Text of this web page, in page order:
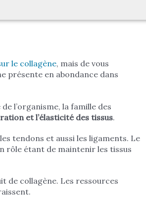
le collagène, mais de vous
présente en abondance dans
l’organisme, la famille des
et l’élasticité des tissus.
tendons et aussi les ligaments. Le
rôle étant de maintenir les tissus
de collagène. Les ressources